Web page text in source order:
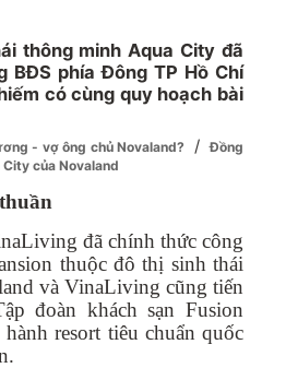
thông minh Aqua City đã
phía Đông TP Hồ Chí
có cùng quy hoạch bài
- vợ ông chủ Novaland? /
Đồng
của Novaland
đã chính thức công
thuộc đô thị sinh thái
và VinaLiving cũng tiến
đoàn khách sạn Fusion
resort tiêu chuẩn quốc